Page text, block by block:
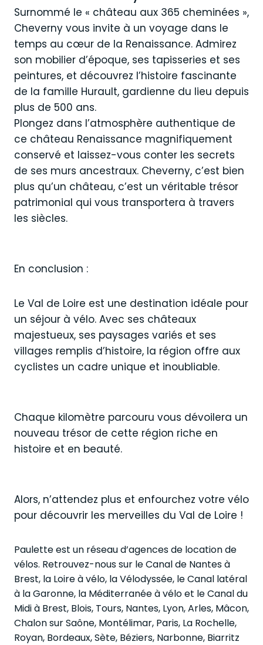
Surnommé le « château aux 365 cheminées »,
Cheverny vous invite à un voyage dans le
temps au cœur de la Renaissance. Admirez
son mobilier d’époque, ses tapisseries et ses
peintures, et découvrez l’histoire fascinante
de la famille Hurault, gardienne du lieu depuis
plus de 500 ans.
Plongez dans l’atmosphère authentique de
ce château Renaissance magnifiquement
conservé et laissez-vous conter les secrets
de ses murs ancestraux. Cheverny, c’est bien
plus qu’un château, c’est un véritable trésor
patrimonial qui vous transportera à travers
les siècles.
En conclusion :
Le Val de Loire est une destination idéale pour
un séjour à vélo. Avec ses châteaux
majestueux, ses paysages variés et ses
villages remplis d’histoire, la région offre aux
cyclistes un cadre unique et inoubliable.
Chaque kilomètre parcouru vous dévoilera un
nouveau trésor de cette région riche en
histoire et en beauté.
Alors, n’attendez plus et enfourchez votre vélo
pour découvrir les merveilles du Val de Loire !
Paulette est un réseau d’agences de location de
vélos. Retrouvez-nous sur le Canal de Nantes à
Brest, la Loire à vélo, la Vélodyssée, le Canal latéral
à la Garonne, la Méditerranée à vélo et le Canal du
Midi à Brest, Blois, Tours, Nantes, Lyon, Arles, Mâcon,
Chalon sur Saône, Montélimar, Paris, La Rochelle,
Royan, Bordeaux, Sète, Béziers, Narbonne, Biarritz